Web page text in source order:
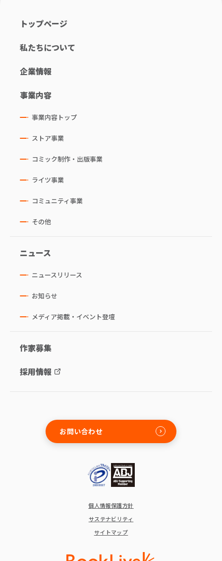
トップページ
私たちについて
企業情報
事業内容
事業内容トップ
ストア事業
コミック制作・出版事業
ライツ事業
コミュニティ事業
その他
ニュース
ニュースリリース
お知らせ
メディア掲載・イベント登壇
作家募集
採用情報
お問い合わせ
個人情報保護方針
サステナビリティ
サイトマップ